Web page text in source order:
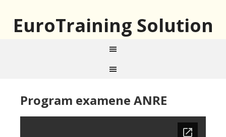
EuroTraining Solution
Program examene ANRE